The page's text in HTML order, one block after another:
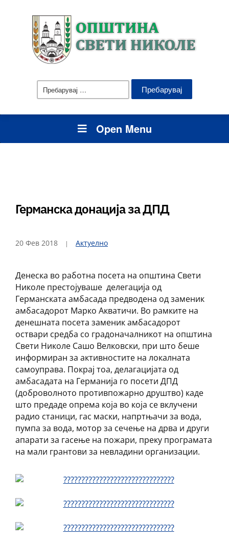
Пребарувај
за:
Open Menu
Германска донација за ДПД
20 Фев 2018 Актуелно
Денеска во работна посета на општина Свети
Николе престојуваше делегација од
Германската амбасада предводена од заменик
амбасадорот Марко Акватичи. Во рамките на
денешната посета заменик амбасадорот
оствари средба со градоначалникот на општина
Свети Николе Сашо Велковски, при што беше
информиран за активностите на локалната
самоуправа. Покрај тоа, делагацијата од
амбасадата на Германија го посети ДПД
(доброволното противпожарно друштво) каде
што предаде опрема која во која се вклучени
радио станици, гас маски, напртњачи за вода,
пумпа за вода, мотор за сечење на дрва и други
апарати за гасење на пожари, преку програмата
на мали грантови за невладини организации.